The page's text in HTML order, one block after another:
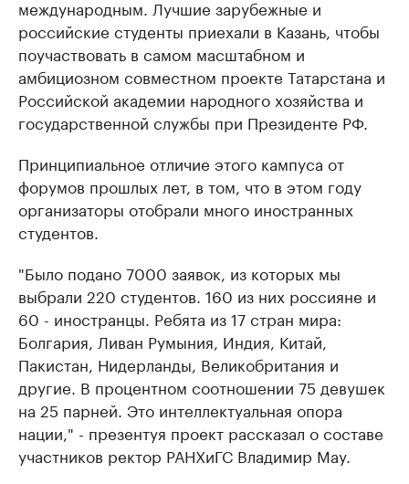
международным. Лучшие зарубежные и
российские студенты приехали в Казань, чтобы
поучаствовать в самом масштабном и
амбициозном совместном проекте Татарстана и
Российской академии народного хозяйства и
государственной службы при Президенте РФ.
Принципиальное отличие этого кампуса от
форумов прошлых лет, в том, что в этом году
организаторы отобрали много иностранных
студентов.
"Было подано 7000 заявок, из которых мы
выбрали 220 студентов. 160 из них россияне и
60 - иностранцы. Ребята из 17 стран мира:
Болгария, Ливан Румыния, Индия, Китай,
Пакистан, Нидерланды, Великобритания и
другие. В процентном соотношении 75 девушек
на 25 парней. Это интеллектуальная опора
нации," - презентуя проект рассказал о составе
участников ректор РАНХиГС Владимир Мау.